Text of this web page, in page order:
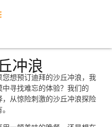
冲浪
想预订迪拜的沙丘冲浪，我
寻找难忘的体验？我们的
从惊险刺激的沙丘冲浪探险